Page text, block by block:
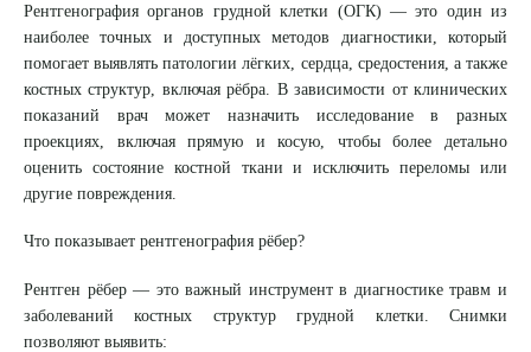
8 (863) 309-05-06
Рентгенография органов грудной клетки (ОГК) — это один из
наиболее точных и доступных методов диагностики, который
помогает выявлять патологии лёгких, сердца, средостения, а также
костных структур, включая рёбра. В зависимости от клинических
показаний врач может назначить исследование в разных
проекциях, включая прямую и косую, чтобы более детально
оценить состояние костной ткани и исключить переломы или
другие повреждения.
Что показывает рентгенография рёбер?
Рентген рёбер — это важный инструмент в диагностике травм и
заболеваний костных структур грудной клетки. Снимки
позволяют выявить: